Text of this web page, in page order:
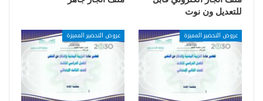
للتعديل ون نوت
عروض التحضير المميزة عروض التحضير المميزة